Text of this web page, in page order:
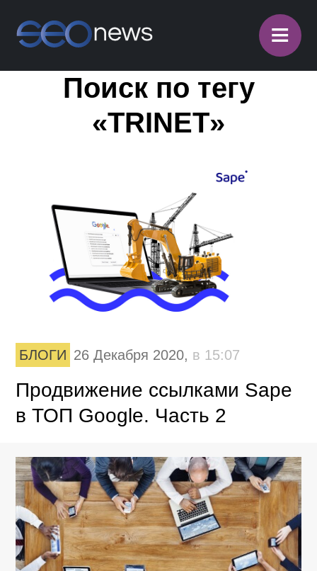
≡
Поиск по тегу
«TRINET»
БЛОГИ 26 Декабря 2020, в 15:07
Продвижение ссылками Sape
в ТОП Google. Часть 2